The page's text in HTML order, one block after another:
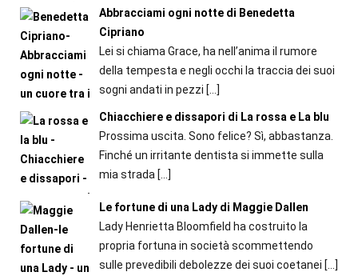
Abbracciami ogni notte di Benedetta
Cipriano
Lei si chiama Grace, ha nell’anima il rumore
della tempesta e negli occhi la traccia dei suoi
sogni andati in pezzi […]
Chiacchiere e dissapori di La rossa e La blu
Prossima uscita. Sono felice? Sì, abbastanza.
Finché un irritante dentista si immette sulla
mia strada[…]
Le fortune di una Lady di Maggie Dallen
Lady Henrietta Bloomfield ha costruito la
propria fortuna in società scommettendo
sulle prevedibili debolezze dei suoi coetanei […]